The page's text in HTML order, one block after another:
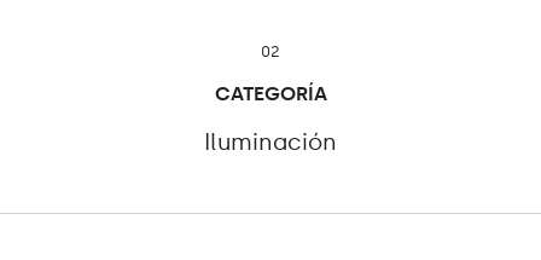
02
CATEGORÍA
Iluminación